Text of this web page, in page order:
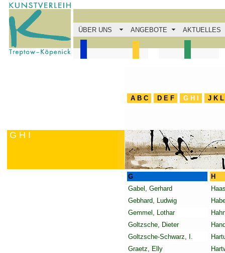
ÜBER UNS ANGEBOTE AKTUELLES
A B C D E F G H I J K L
G H I
G
H
Gabel, Gerhard
Gebhard, Ludwig
Gemmel, Lothar
Goltzsche, Dieter
Goltzsche-Schwarz, I.
Graetz, Elly